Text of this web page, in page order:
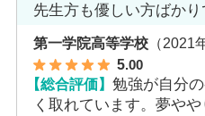
先生方も優しい方ばか
第一学院高等学校 （2021
5.00
【総合評価】勉強が自分
く取れています。夢や